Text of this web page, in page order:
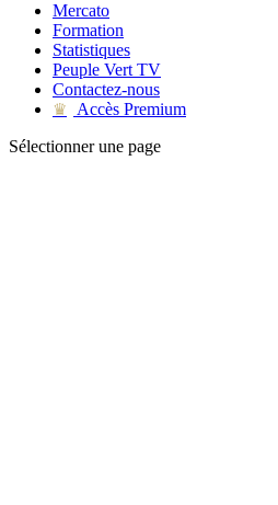
Mercato
Formation
Statistiques
Peuple Vert TV
Contactez-nous
♛
Accès Premium
Sélectionner une page